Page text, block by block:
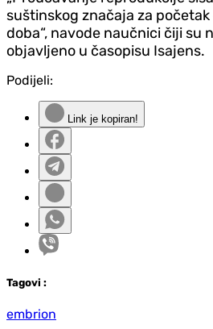
suštinskog značaja za
doba“, navode naučnici čiji su
objavljeno u časopisu Isajens.
Podijeli:
Link je kopiran!
Tagovi :
embrion